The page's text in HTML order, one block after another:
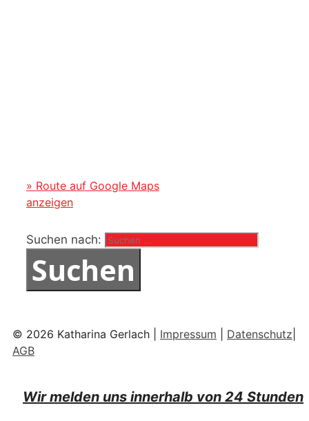
» Route auf Google Maps
anzeigen
Suchen nach:
© 2026 Katharina Gerlach | Impressum Datenschutz
AGB
Wir melden uns innerhalb von 24 Stunden